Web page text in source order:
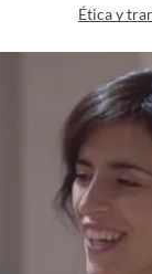
Ética y